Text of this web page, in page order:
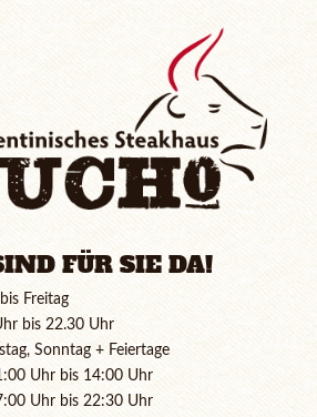
FÜR SIE DA!
bis Freitag
Uhr bis 22.30 Uhr
Sonntag + Feiertage
Uhr bis 14:00 Uhr
Uhr bis 22:30 Uhr